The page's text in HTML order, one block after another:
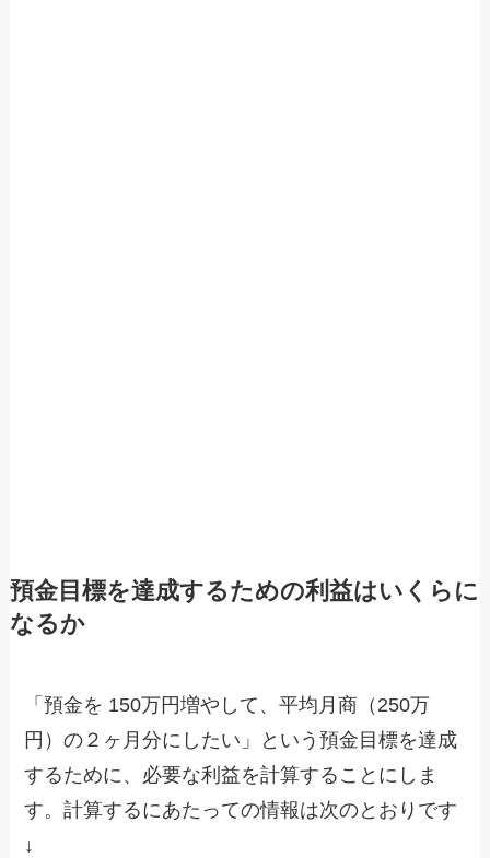
預金目標を達成するための利益はいくらに
なるか
「預金を 150万円増やして、平均月商（250万
円）の２ヶ月分にしたい」という預金目標を達成
するために、必要な利益を計算することにしま
す。計算するにあたっての情報は次のとおりです
↓